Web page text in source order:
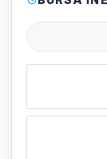
Şehir seçin